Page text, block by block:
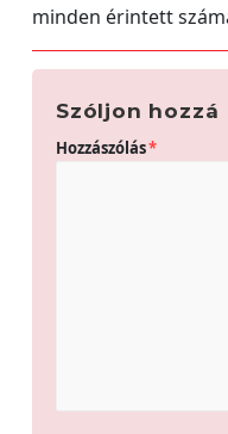
minden érintett
Szóljon hozzá
Hozzászólás*